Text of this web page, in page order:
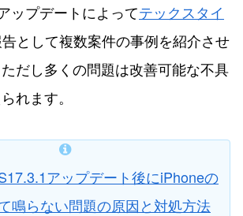
ップデートによってテックスタイ
として複数案件の事例を紹介させ
だし多くの問題は改善可能な不具
れます。
アップデート後にiPhoneの
鳴らない問題の原因と対処方法